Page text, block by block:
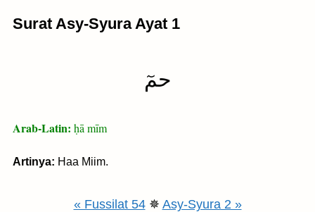
Surat Asy-Syura Ayat 1
حمٓ
Arab-Latin: ḥā mīm
Artinya: Haa Miim.
« Fussilat 54✵ Asy-Syura 2 »